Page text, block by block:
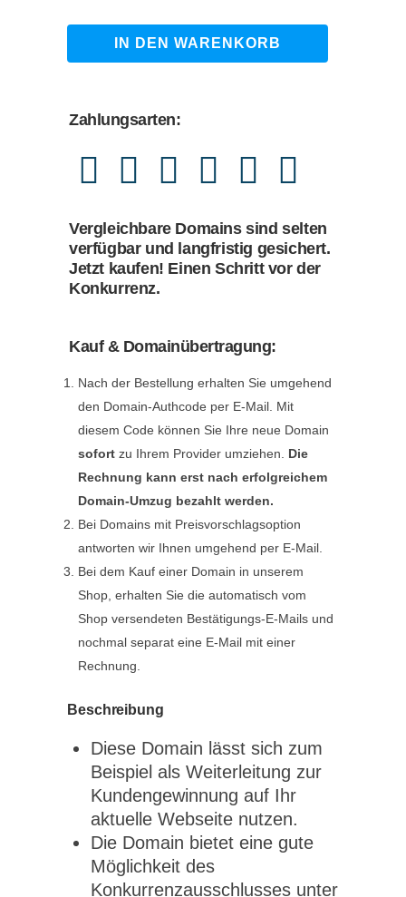
989,00 €
869,00 €.
digitaler-
quantity
IN DEN WARENKORB
Zahlungsarten:
Vergleichbare Domains sind selten
verfügbar und langfristig gesichert.
Jetzt kaufen! Einen Schritt vor der
Konkurrenz.
Kauf & Domainübertragung:
Nach der Bestellung erhalten Sie umgehend
den Domain-Authcode per E-Mail. Mit
diesem Code können Sie Ihre neue Domain
sofort zu Ihrem Provider umziehen. Die
Rechnung kann erst nach erfolgreichem
Domain-Umzug bezahlt werden.
Bei Domains mit Preisvorschlagsoption
antworten wir Ihnen umgehend per E-Mail.
Bei dem Kauf einer Domain in unserem
Shop, erhalten Sie die automatisch vom
Shop versendeten Bestätigungs-E-Mails und
nochmal separat eine E-Mail mit einer
Rechnung.
Beschreibung
Diese Domain lässt sich zum
Beispiel als Weiterleitung zur
Kundengewinnung auf Ihr
aktuelle Webseite nutzen.
Die Domain bietet eine gute
Möglichkeit des
Konkurrenzausschlusses unter